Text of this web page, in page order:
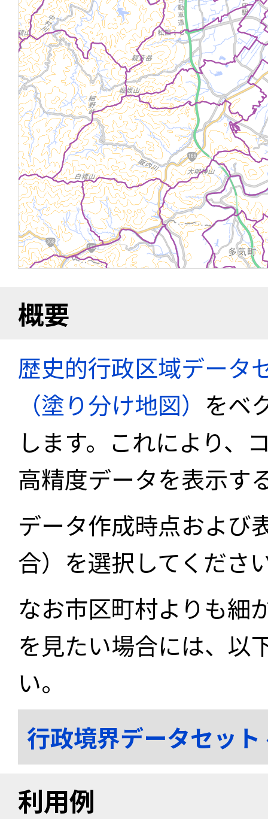
概要
歴史的行政区域データ
（塗り分け地図） をベ
します。これにより、
高精度データを表示す
データ作成時点および
合）を選択してくださ
なお市区町村よりも細
を見たい場合には、以
い。
行政境界データセッ
利用例